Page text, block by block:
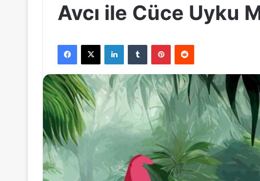
Avcı ile Cüce Uyku
Facebook
X LinkedInTumblr PinterestReddit